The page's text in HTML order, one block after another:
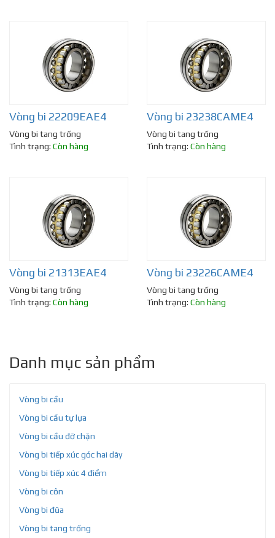
Vòng bi 22209EAE4
Vòng bi tang trống
Tình trạng: Còn hàng
Vòng bi 23238CAME4
Vòng bi tang trống
Tình trạng: Còn hàng
Vòng bi 21313EAE4
Vòng bi tang trống
Tình trạng: Còn hàng
Vòng bi 23226CAME4
Vòng bi tang trống
Tình trạng: Còn hàng
Danh mục sản phẩm
Vòng bi cầu
Vòng bi cầu tự lựa
Vòng bi cầu đỡ chặn
Vòng bi tiếp xúc góc hai dãy
Vòng bi tiếp xúc 4 điểm
Vòng bi côn
Vòng bi đũa
Vòng bi tang trống